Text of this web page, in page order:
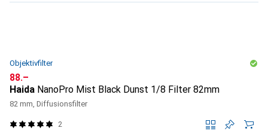
Objektivfilter
CHF
88.–
Haida NanoPro Mist Black Dunst 1/8 Filter 82mm
82 mm, Diffusionsfilter
2